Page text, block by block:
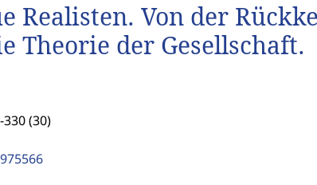
Realisten. Von der
Theorie der Gesellschaft.
(30)